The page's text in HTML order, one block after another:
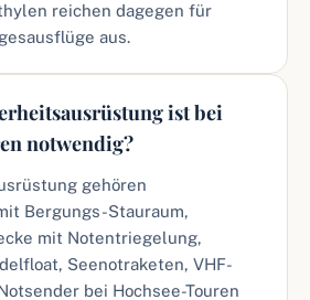
reichen dagegen für
aus.
ist bei
notwendig?
gehören
Bergungs-Stauraum,
mit Notentriegelung,
Seenotraketen, VHF-
bei Hochsee-Touren